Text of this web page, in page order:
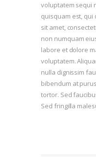
voluptatem sequi
quisquam est,
sit amet,
non numquam
labore et dolore
voluptatem.
nulla dignissim
bibendum at
tortor. Sed
Sed fringilla